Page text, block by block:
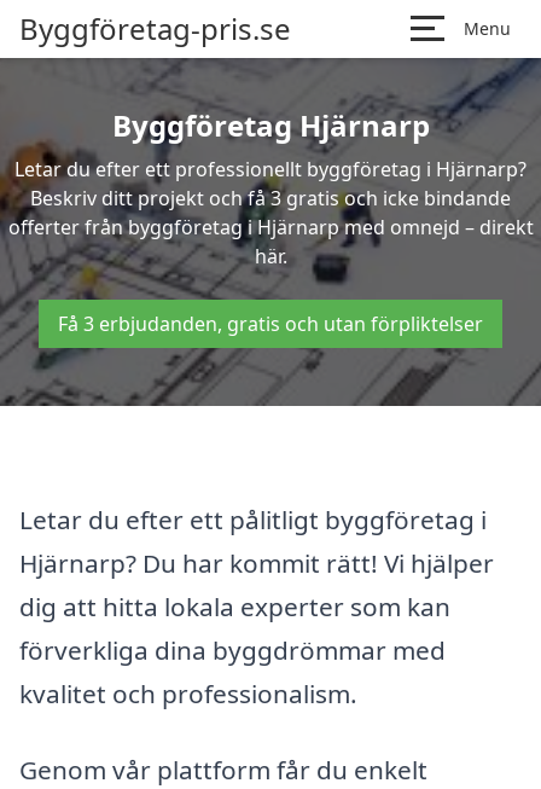
Byggföretag-pris.se Menu
Byggföretag Hjärnarp
Letar du efter ett professionellt byggföretag i Hjärnarp?
Beskriv ditt projekt och få 3 gratis och icke bindande
offerter från byggföretag i Hjärnarp med omnejd – direkt
här.
Få 3 erbjudanden, gratis och utan förpliktelser
Letar du efter ett pålitligt byggföretag i
Hjärnarp? Du har kommit rätt! Vi hjälper
dig att hitta lokala experter som kan
förverkliga dina byggdrömmar med
kvalitet och professionalism.
Genom vår plattform får du enkelt